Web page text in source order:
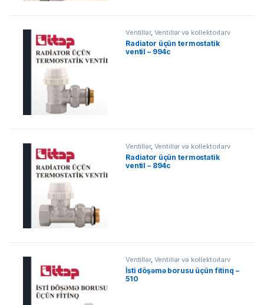
Ventillər, Ventillər və kollektorlarv
Radiator üçün termostatik
ventil – 994c
Ventillər, Ventillər və kollektorlarv
Radiator üçün termostatik
ventil – 894c
Ventillər, Ventillər və kollektorlarv
İsti döşəmə borusu üçün fitinq –
510